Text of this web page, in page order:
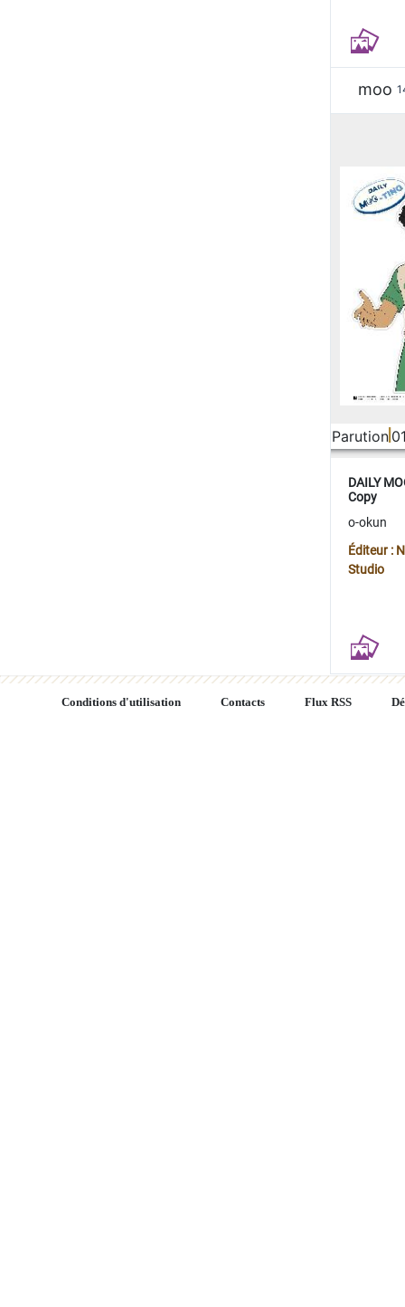
moo
Parution
DAILY
Copy
o-okun
Éditeur :
Studio
Conditions d'utilisation Contacts Flux RSS